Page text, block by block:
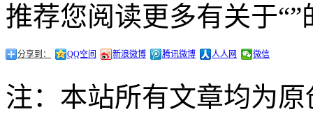
推荐您阅读更多有关于“”
分享到： QQ空间 新浪微博 腾讯微博 人人网 微信
注：本站所有文章均为